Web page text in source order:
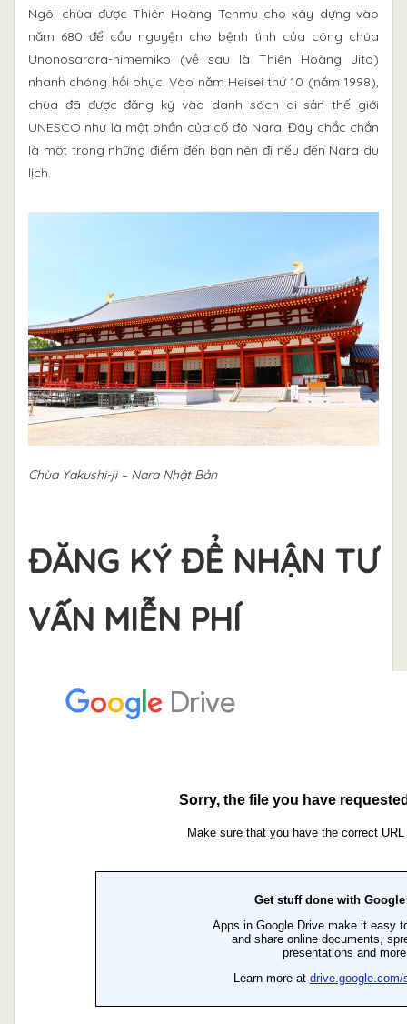
Ngôi chùa được Thiên Hoàng Tenmu cho xây dựng vào
năm 680 để cầu nguyện cho bệnh tình của công chúa
Unonosarara-himemiko (về sau là Thiên Hoàng Jito)
nhanh chóng hồi phục. Vào năm Heisei thứ 10 (năm 1998),
chùa đã được đăng ký vào danh sách di sản thế giới
UNESCO như là một phần của cố đô Nara. Đây chắc chắn
là một trong những điểm đến bạn nên đi nếu đến Nara du
lịch.
Chùa Yakushi-ji – Nara Nhật Bản
ĐĂNG KÝ ĐỂ NHẬN TƯ
VẤN MIỄN PHÍ